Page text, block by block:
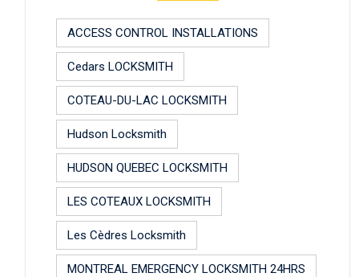
ACCESS CONTROL INSTALLATIONS
Cedars LOCKSMITH
COTEAU-DU-LAC LOCKSMITH
Hudson Locksmith
HUDSON QUEBEC LOCKSMITH
LES COTEAUX LOCKSMITH
Les Cèdres Locksmith
MONTREAL EMERGENCY LOCKSMITH 24HRS